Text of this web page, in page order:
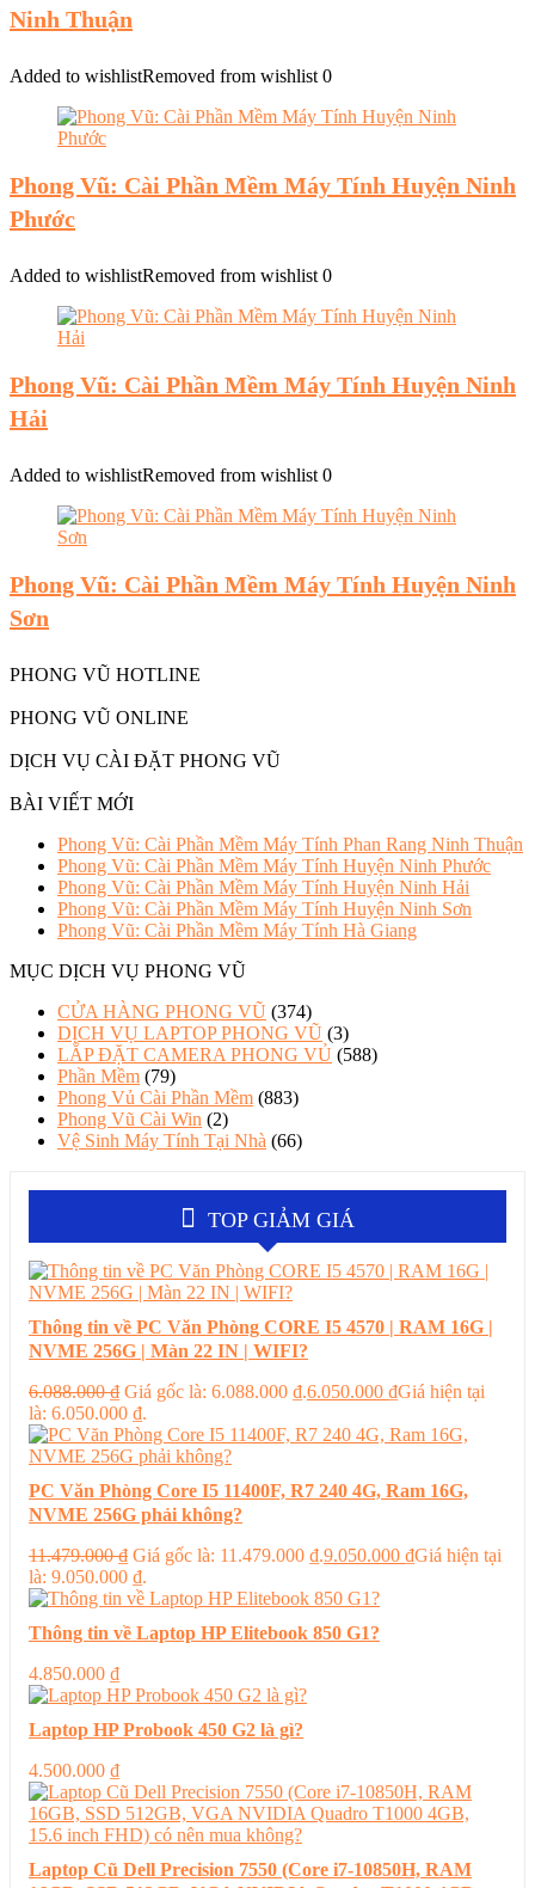
Ninh Thuận
Added to wishlistRemoved from wishlist 0
Phong Vũ: Cài Phần Mềm Máy Tính Huyện Ninh
Phước
Added to wishlistRemoved from wishlist 0
Phong Vũ: Cài Phần Mềm Máy Tính Huyện Ninh
Hải
Added to wishlistRemoved from wishlist 0
Phong Vũ: Cài Phần Mềm Máy Tính Huyện Ninh
Sơn
PHONG VŨ HOTLINE
PHONG VŨ ONLINE
DỊCH VỤ CÀI ĐẶT PHONG VŨ
BÀI VIẾT MỚI
Phong Vũ: Cài Phần Mềm Máy Tính Phan Rang Ninh Thuận
Phong Vũ: Cài Phần Mềm Máy Tính Huyện Ninh Phước
Phong Vũ: Cài Phần Mềm Máy Tính Huyện Ninh Hải
Phong Vũ: Cài Phần Mềm Máy Tính Huyện Ninh Sơn
Phong Vũ: Cài Phần Mềm Máy Tính Hà Giang
MỤC DỊCH VỤ PHONG VŨ
CỬA HÀNG PHONG VŨ (374)
DỊCH VỤ LAPTOP PHONG VŨ (3)
LẮP ĐẶT CAMERA PHONG VỦ (588)
Phần Mềm (79)
Phong Vủ Cài Phần Mềm (883)
Phong Vũ Cài Win (2)
Vệ Sinh Máy Tính Tại Nhà (66)
TOP GIẢM GIÁ
Thông tin về PC Văn Phòng CORE I5 4570 | RAM 16G |
NVME 256G | Màn 22 IN | WIFI?
6.088.000₫ Giá gốc là: 6.088.000 ₫.6.050.000 ₫Giá hiện tại
là: 6.050.000 ₫.
PC Văn Phòng Core I5 11400F, R7 240 4G, Ram 16G,
NVME 256G phải không?
11.479.000₫ Giá gốc là: 11.479.000 ₫.9.050.000 ₫Giá hiện tại
là: 9.050.000 ₫.
Thông tin về Laptop HP Elitebook 850 G1?
4.850.000 ₫
Laptop HP Probook 450 G2 là gì?
4.500.000 ₫
Laptop Cũ Dell Precision 7550 (Core i7-10850H, RAM